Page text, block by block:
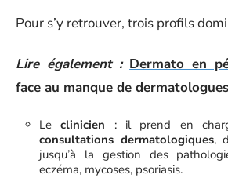
Pour s’y retrouver, trois profils
Lire également : Dermato en
face au manque de
Leclinicien : il prend en
consultations dermatologiques,
jusqu’à la gestion des
eczéma, mycoses, psoriasis.